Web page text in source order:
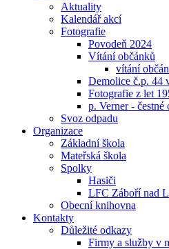
Aktuality
Kalendář akcí
Fotografie
Povodeň 2024
Vítání občánků
vítání
Demolice č.p. 44
Fotografie z let
p. Verner - čestné
Svoz odpadu
Organizace
Základní škola
Mateřská škola
Spolky
Hasiči
LFC Záboří nad
Obecní knihovna
Kontakty
Důležité odkazy
Firmy a služby v